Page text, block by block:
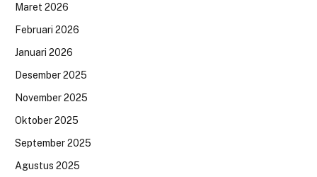
Maret 2026
Februari 2026
Januari 2026
Desember 2025
November 2025
Oktober 2025
September 2025
Agustus 2025